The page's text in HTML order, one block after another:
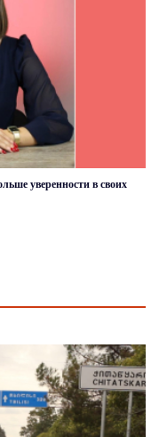
уверенности в своих